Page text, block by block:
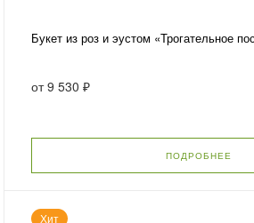
Букет из роз и эустом «Трогательное
от9 530 ₽
ПОДРОБНЕЕ
Хит